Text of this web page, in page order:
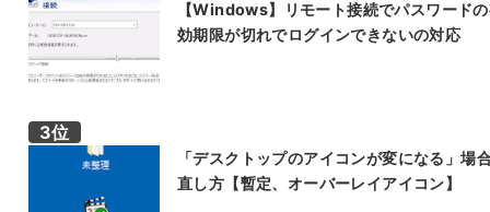
【Windows】リモート接続でパスワード
効期限が切れでログインできないの対応
「デスクトップのアイコンが変になる」場
直し方【暫定、オーバーレイアイコン】